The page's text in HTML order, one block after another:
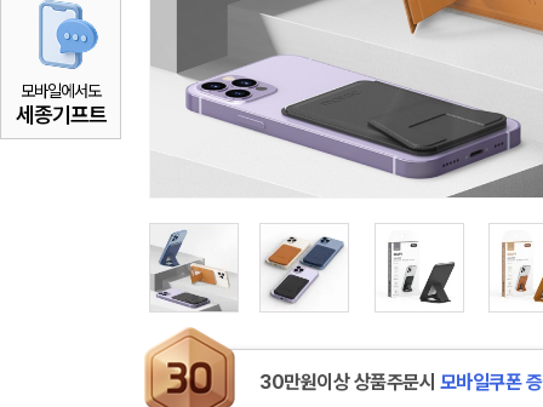
모바일에서도
세종기프트
30만원이상 상품주문시 모바일쿠폰